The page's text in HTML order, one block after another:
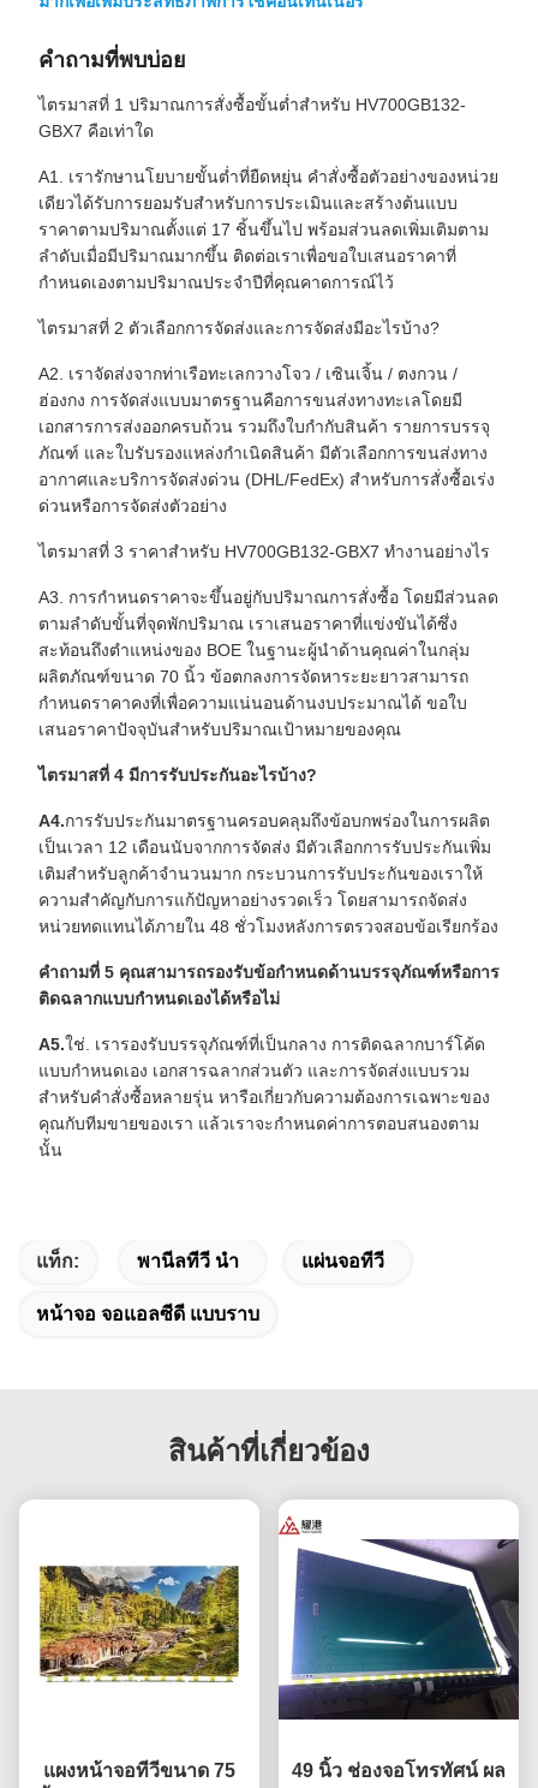
คำถามที่พบบ่อย
ไตรมาสที่ 1 ปริมาณการสั่งซื้อขั้นต่ำสำหรับ HV700GB132-
GBX7 คือเท่าใด
A1. เรารักษานโยบายขั้นต่ำที่ยืดหยุ่น คำสั่งซื้อตัวอย่างของหน่วย
เดียวได้รับการยอมรับสำหรับการประเมินและสร้างต้นแบบ
ราคาตามปริมาณตั้งแต่ 17 ชิ้นขึ้นไป พร้อมส่วนลดเพิ่มเติมตาม
ลำดับเมื่อมีปริมาณมากขึ้น ติดต่อเราเพื่อขอใบเสนอราคาที่
กำหนดเองตามปริมาณประจำปีที่คุณคาดการณ์ไว้
ไตรมาสที่ 2 ตัวเลือกการจัดส่งและการจัดส่งมีอะไรบ้าง?
A2. เราจัดส่งจากท่าเรือทะเลกวางโจว / เซินเจิ้น / ตงกวน /
ฮ่องกง การจัดส่งแบบมาตรฐานคือการขนส่งทางทะเลโดยมี
เอกสารการส่งออกครบถ้วน รวมถึงใบกำกับสินค้า รายการบรรจุ
ภัณฑ์ และใบรับรองแหล่งกำเนิดสินค้า มีตัวเลือกการขนส่งทาง
อากาศและบริการจัดส่งด่วน (DHL/FedEx) สำหรับการสั่งซื้อเร่ง
ด่วนหรือการจัดส่งตัวอย่าง
ไตรมาสที่ 3 ราคาสำหรับ HV700GB132-GBX7 ทำงานอย่างไร
A3. การกำหนดราคาจะขึ้นอยู่กับปริมาณการสั่งซื้อ โดยมีส่วนลด
ตามลำดับขั้นที่จุดพักปริมาณ เราเสนอราคาที่แข่งขันได้ซึ่ง
สะท้อนถึงตำแหน่งของ BOE ในฐานะผู้นำด้านคุณค่าในกลุ่ม
ผลิตภัณฑ์ขนาด 70 นิ้ว ข้อตกลงการจัดหาระยะยาวสามารถ
กำหนดราคาคงที่เพื่อความแน่นอนด้านงบประมาณได้ ขอใบ
เสนอราคาปัจจุบันสำหรับปริมาณเป้าหมายของคุณ
ไตรมาสที่ 4 มีการรับประกันอะไรบ้าง?
A4.การรับประกันมาตรฐานครอบคลุมถึงข้อบกพร่องในการผลิต
เป็นเวลา 12 เดือนนับจากการจัดส่ง มีตัวเลือกการรับประกันเพิ่ม
เติมสำหรับลูกค้าจำนวนมาก กระบวนการรับประกันของเราให้
ความสำคัญกับการแก้ปัญหาอย่างรวดเร็ว โดยสามารถจัดส่ง
หน่วยทดแทนได้ภายใน 48 ชั่วโมงหลังการตรวจสอบข้อเรียกร้อง
คำถามที่ 5 คุณสามารถรองรับข้อกำหนดด้านบรรจุภัณฑ์หรือการ
ติดฉลากแบบกำหนดเองได้หรือไม่
A5.ใช่. เรารองรับบรรจุภัณฑ์ที่เป็นกลาง การติดฉลากบาร์โค้ด
แบบกำหนดเอง เอกสารฉลากส่วนตัว และการจัดส่งแบบรวม
สำหรับคำสั่งซื้อหลายรุ่น หารือเกี่ยวกับความต้องการเฉพาะของ
คุณกับทีมขายของเรา แล้วเราจะกำหนดค่าการตอบสนองตาม
นั้น
แท็ก: พานีลทีวี นำ แผ่นจอทีวี
หน้าจอ จอแอลซีดี แบบราบ
สินค้าที่เกี่ยวข้อง
แผงหน้าจอทีวีขนาด 75
49 นิ้ว ช่องจอโทรทัศน์ ผล